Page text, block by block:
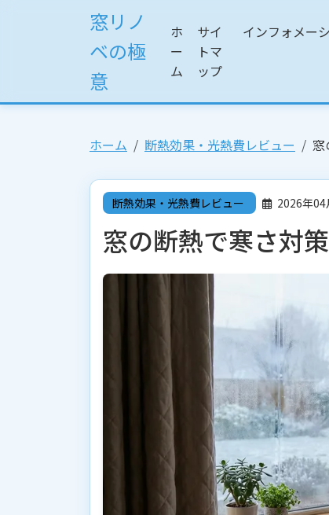
窓リノ
ベの極
意
ホ
ー
ム
サイ
トマ
ップ
インフォメー
ホーム 断熱効果・光熱費レビュー
断熱効果・光熱費レビュー 2026年04
窓の断熱で寒さ対